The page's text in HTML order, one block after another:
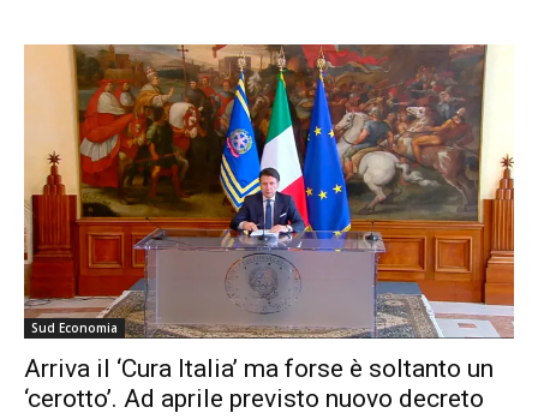
Sud Economia
Arriva il ‘Cura Italia’ ma forse è soltanto un
‘cerotto’. Ad aprile previsto nuovo decreto